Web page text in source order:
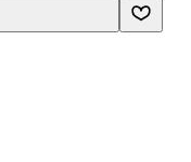
умение
числовые